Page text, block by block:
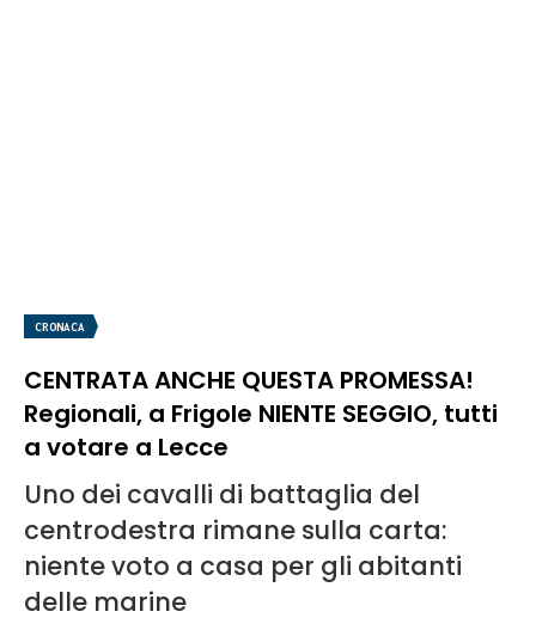
CRONACA
CENTRATA ANCHE QUESTA PROMESSA!
Regionali, a Frigole NIENTE SEGGIO, tutti
a votare a Lecce
Uno dei cavalli di battaglia del
centrodestra rimane sulla carta:
niente voto a casa per gli abitanti
delle marine